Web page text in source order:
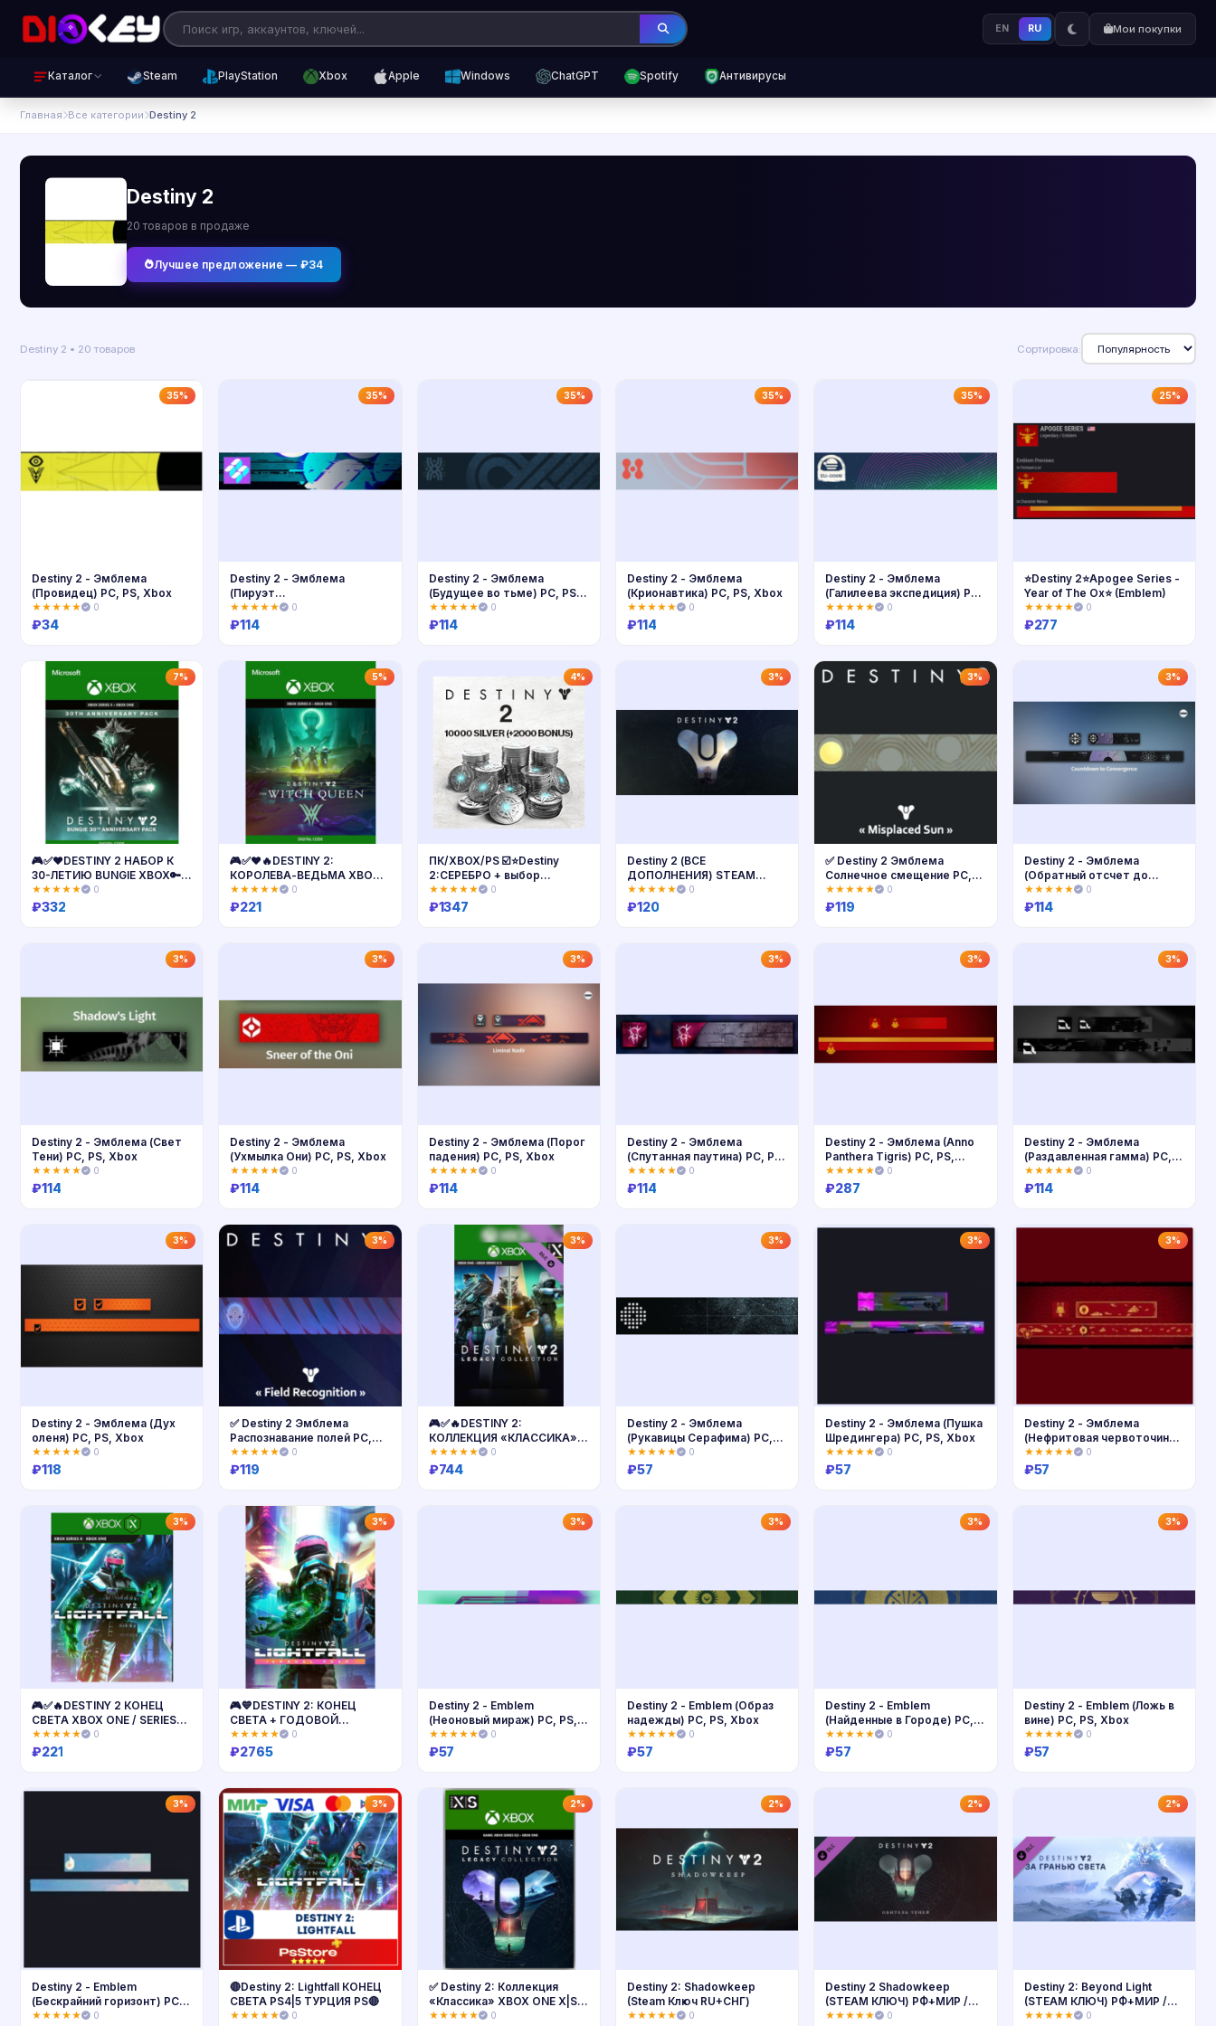
EN RU Мои покупки
Каталог Steam PlayStation Xbox Apple Windows ChatGPT Spotify Антивирусы
Главная Все категории Destiny 2
Destiny 2
20 товаров в продаже
Лучшее предложение — ₽34
Destiny 2 • 20 товаров Сортировка:
35%
Destiny 2 - Эмблема
(Провидец) PC, PS, Xbox
★★★★★ 0
₽34
35%
Destiny 2 - Эмблема
(Пируэт
последовательностей)
★★★★★ 0
₽114
35%
Destiny 2 - Эмблема
(Будущее во тьме) PC, PS,
Xbox
★★★★★ 0
₽114
35%
Destiny 2 - Эмблема
(Крионавтика) PC, PS, Xbox
★★★★★ 0
₽114
35%
Купить
Destiny 2 - Эмблема
(Галилеева экспедиция) PC,
PS, Xbox
★★★★★ 0
₽114
25%
⭐Destiny 2⭐Apogee Series -
Year of The Ox⭐ (Emblem)
★★★★★ 0
₽277
7%
🎮✅❤️DESTINY 2 НАБОР К
30-ЛЕТИЮ BUNGIE XBOX🔑
КЛЮЧ USA ЛИЦЕНЗИЯ
★★★★★ 0
₽332
5%
🎮✅❤️🔥DESTINY 2:
КОРОЛЕВА-ВЕДЬМА XBOX
ONE / X|S🔑КЛЮЧ USA🔥
★★★★★ 0
₽221
4%
ПК/XBOX/PS ☑️⭐Destiny
2:СЕРЕБРО + выбор
количества
★★★★★ 0
₽1347
3%
Destiny 2 (ВСЕ
ДОПОЛНЕНИЯ) STEAM
РФ+СНГ РУССКИЙ ЯЗЫК
★★★★★ 0
₽120
3%
✅ Destiny 2 Эмблема
Солнечное смещение PC,
PS, Xbox 🔑
★★★★★ 0
₽119
3%
Destiny 2 - Эмблема
(Обратный отсчет до
слияния) PC,PS
★★★★★ 0
₽114
3%
Destiny 2 - Эмблема (Свет
Тени) PC, PS, Xbox
★★★★★ 0
₽114
3%
Купить
Destiny 2 - Эмблема
(Ухмылка Они) PC, PS, Xbox
★★★★★ 0
₽114
3%
Купить
Destiny 2 - Эмблема (Порог
падения) PC, PS, Xbox
★★★★★ 0
₽114
3%
Destiny 2 - Эмблема
(Спутанная паутина) PC, PS,
Xbox
★★★★★ 0
₽114
3%
Destiny 2 - Эмблема (Anno
Panthera Tigris) PC, PS,
Xbox
★★★★★ 0
₽287
3%
Destiny 2 - Эмблема
(Раздавленная гамма) PC,
PS, Xbox
★★★★★ 0
₽114
3%
Купить
Destiny 2 - Эмблема (Дух
оленя) PC, PS, Xbox
★★★★★ 0
₽118
3%
Купить
✅ Destiny 2 Эмблема
Распознавание полей PC,
PS, Xbox 🔑
★★★★★ 0
₽119
3%
🎮✅🔥DESTINY 2:
КОЛЛЕКЦИЯ «КЛАССИКА»
(2024) XBOX🔑КЛЮЧ USA🔥
★★★★★ 0
₽744
3%
Destiny 2 - Эмблема
(Рукавицы Серафима) PC,
PS, Xbox
★★★★★ 0
₽57
3%
Destiny 2 - Эмблема (Пушка
Шредингера) PC, PS, Xbox
★★★★★ 0
₽57
3%
Destiny 2 - Эмблема
(Нефритовая червоточина)
PC,PS,Xbox
★★★★★ 0
₽57
3%
Купить
🎮✅🔥DESTINY 2 КОНЕЦ
СВЕТА XBOX ONE / SERIES
X|S🔑КЛЮЧ USA ЛИЦЕНЗИЯ
🔥
★★★★★ 0
₽221
3%
Купить
🎮💙DESTINY 2: КОНЕЦ
СВЕТА + ГОДОВОЙ
АБОНЕМЕНТ XBOX🔑КЛЮЧ
AR ЛИЦЕНЗИЯ
★★★★★ 0
₽2765
3%
Destiny 2 - Emblem
(Неоновый мираж) PC, PS,
Xbox
★★★★★ 0
₽57
3%
Destiny 2 - Emblem (Образ
надежды) PC, PS, Xbox
★★★★★ 0
₽57
3%
Destiny 2 - Emblem
(Найденные в Городе) PC,
PS, Xbox
★★★★★ 0
₽57
3%
Destiny 2 - Emblem (Ложь в
вине) PC, PS, Xbox
★★★★★ 0
₽57
3%
Destiny 2 - Emblem
(Бескрайний горизонт) PC,
PS, Xbox
★★★★★ 0
3%
🔴Destiny 2: Lightfall КОНЕЦ
СВЕТА PS4|5 ТУРЦИЯ PS🔴
★★★★★ 0
2%
✅ Destiny 2: Коллекция
«Классика» XBOX ONE X|S
Ключ 🔑
★★★★★ 0
2%
Destiny 2: Shadowkeep
(Steam Ключ RU+СНГ)
★★★★★ 0
2%
Destiny 2 Shadowkeep
(STEAM КЛЮЧ) РФ+МИР /
РУССКИЙ ЯЗЫК
★★★★★ 0
2%
Destiny 2: Beyond Light
(STEAM КЛЮЧ) РФ+МИР /
РУССКИЙ ЯЗЫК
★★★★★ 0